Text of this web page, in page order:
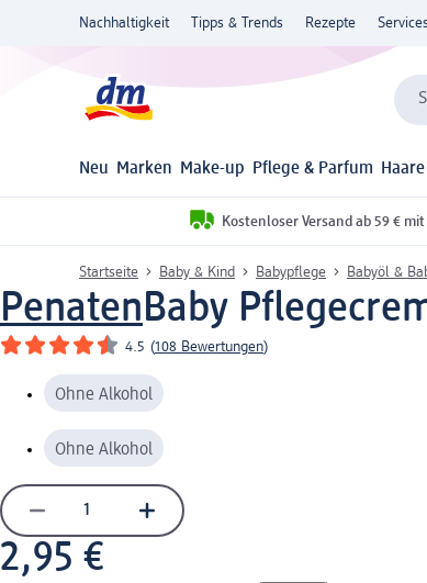
Nachhaltigkeit Tipps & Trends Rezepte
Neu Marken Make-up Pflege & Parfum Haare
Kostenloser Versand ab 59 €
Startseite Baby & Kind Babypflege Babyöl &
PenatenBaby
4.5 (108 Bewertungen)
Ohne Alkohol
Ohne Alkohol
2,95 €